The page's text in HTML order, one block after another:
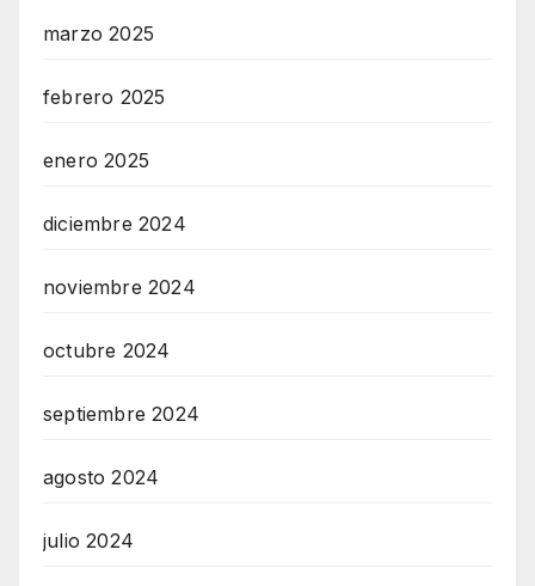
marzo 2025
febrero 2025
enero 2025
diciembre 2024
noviembre 2024
octubre 2024
septiembre 2024
agosto 2024
julio 2024